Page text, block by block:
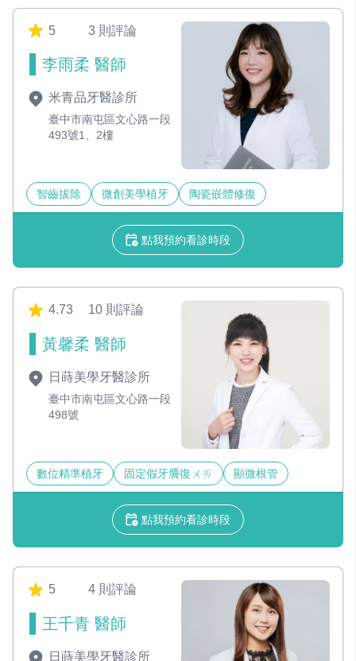
5 3 則評論
李雨柔 醫師
米青品牙醫診所
臺中市南屯區文心路一段
493號1、2樓
智齒拔除 微創美學植牙 陶瓷嵌體修復
點我預約看診時段
4.73 10 則評論
黃馨柔 醫師
日蒔美學牙醫診所
臺中市南屯區文心路一段
498號
數位精準植牙 固定假牙贗復ㄨㄞ 顯微根管
點我預約看診時段
5 4 則評論
王千青 醫師
日蒔美學牙醫診所